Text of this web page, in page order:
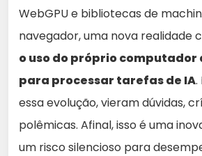
WebGPU e bibliotecas de
navegador, uma nova realidade
o uso do próprio computador
para processar tarefas de IA.
essa evolução, vieram dúvidas,
polêmicas. Afinal, isso é uma
um risco silencioso para